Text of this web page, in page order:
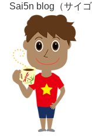
Sai5n blog（サイ